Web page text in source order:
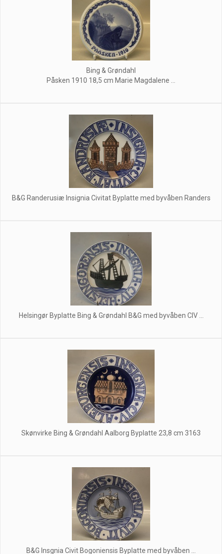
Bing & Grøndahl
Påsken 1910 18,5 cm Marie Magdalene ...
B&G Randerusiæ Insignia Civitat Byplatte med byvåben Randers
Helsingør Byplatte Bing & Grøndahl B&G med byvåben CIV ...
Skønvirke Bing & Grøndahl Aalborg Byplatte 23,8 cm 3163
B&G Insgnia Civit Bogoniensis Byplatte med byvåben ...